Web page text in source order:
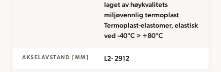
laget av høykvalitets
miljøvennlig termoplast
Termoplast-elastomer, elastisk
ved -40°C > +80°C
AKSELAVSTAND [MM] L2- 2912